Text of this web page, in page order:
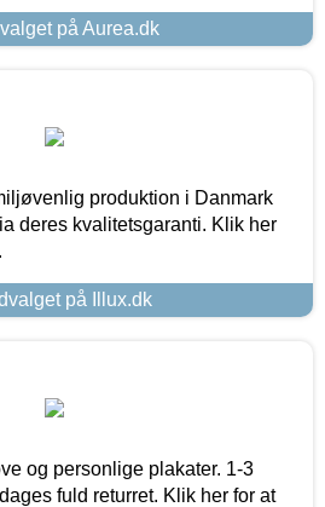
på Aurea.dk
produktion i Danmark
deres kvalitetsgaranti. Klik her
på Illux.dk
og personlige plakater. 1-3
fuld returret. Klik her for at